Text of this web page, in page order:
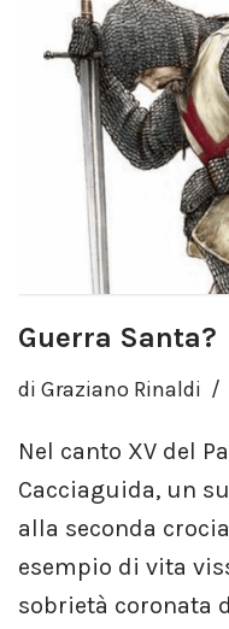
Guerra Santa?
di Graziano Rinaldi
Nel canto XV del
Cacciaguida, un
alla seconda
esempio di vita
sobrietà coronata